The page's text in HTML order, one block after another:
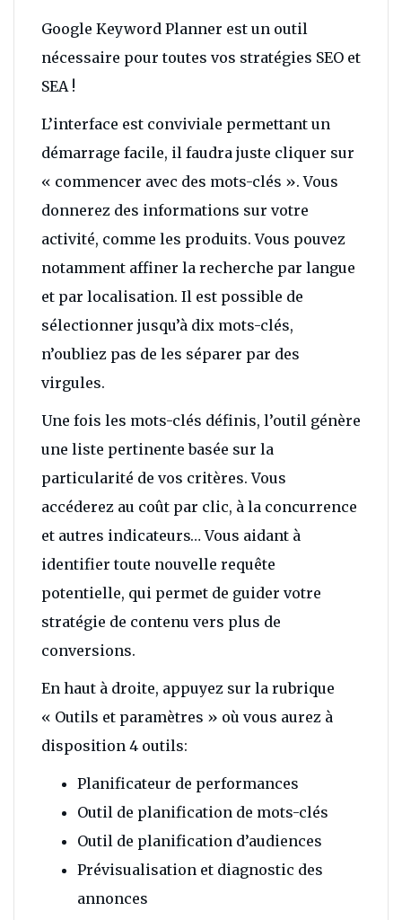
Google Keyword Planner est un outil
nécessaire pour toutes vos stratégies SEO et
SEA !
L’interface est conviviale permettant un
démarrage facile, il faudra juste cliquer sur
« commencer avec des mots-clés ». Vous
donnerez des informations sur votre
activité, comme les produits. Vous pouvez
notamment affiner la recherche par langue
et par localisation. Il est possible de
sélectionner jusqu’à dix mots-clés,
n’oubliez pas de les séparer par des
virgules.
Une fois les mots-clés définis, l’outil génère
une liste pertinente basée sur la
particularité de vos critères. Vous
accéderez au coût par clic, à la concurrence
et autres indicateurs… Vous aidant à
identifier toute nouvelle requête
potentielle, qui permet de guider votre
stratégie de contenu vers plus de
conversions.
En haut à droite, appuyez sur la rubrique
« Outils et paramètres » où vous aurez à
disposition 4 outils:
Planificateur de performances
Outil de planification de mots-clés
Outil de planification d’audiences
Prévisualisation et diagnostic des
annonces